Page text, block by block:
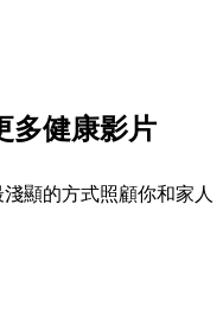
多健康影片
顯的方式照顧你和家人